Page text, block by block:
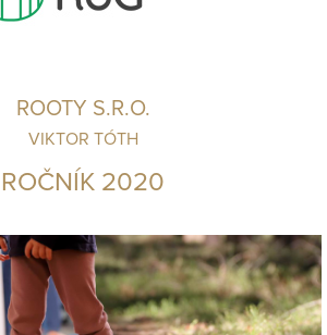
ROOTY S.R.O.
VIKTOR TÓTH
ROČNÍK 2020